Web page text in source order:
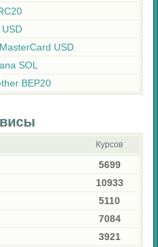
USD
SOL
BEP20
Курсов
5699
10933
5110
7084
3921